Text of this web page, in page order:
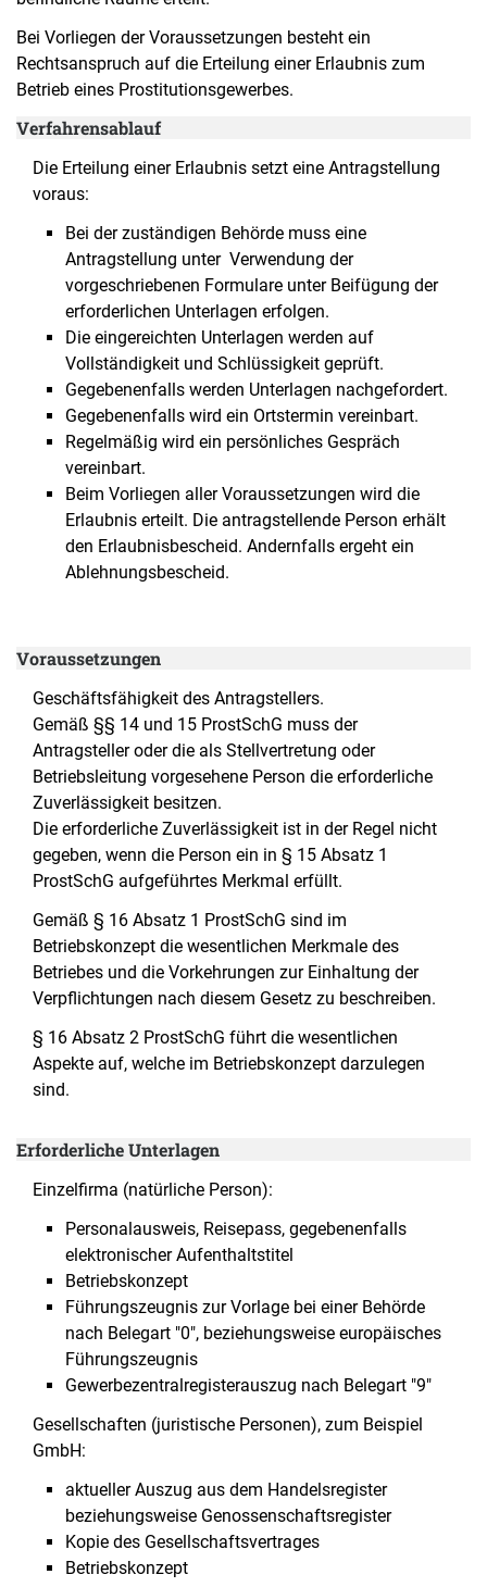
Bei Vorliegen der Voraussetzungen besteht ein
Rechtsanspruch auf die Erteilung einer Erlaubnis zum
Betrieb eines Prostitutionsgewerbes.
Verfahrensablauf
Die Erteilung einer Erlaubnis setzt eine Antragstellung
voraus:
Bei der zuständigen Behörde muss eine
Antragstellung unter Verwendung der
vorgeschriebenen Formulare unter Beifügung der
erforderlichen Unterlagen erfolgen.
Die eingereichten Unterlagen werden auf
Vollständigkeit und Schlüssigkeit geprüft.
Gegebenenfalls werden Unterlagen nachgefordert.
Gegebenenfalls wird ein Ortstermin vereinbart.
Regelmäßig wird ein persönliches Gespräch
vereinbart.
Beim Vorliegen aller Voraussetzungen wird die
Erlaubnis erteilt. Die antragstellende Person erhält
den Erlaubnisbescheid. Andernfalls ergeht ein
Ablehnungsbescheid.
Voraussetzungen
Geschäftsfähigkeit des Antragstellers.
Gemäß §§ 14 und 15 ProstSchG muss der
Antragsteller oder die als Stellvertretung oder
Betriebsleitung vorgesehene Person die erforderliche
Zuverlässigkeit besitzen.
Die erforderliche Zuverlässigkeit ist in der Regel nicht
gegeben, wenn die Person ein in § 15 Absatz 1
ProstSchG aufgeführtes Merkmal erfüllt.
Gemäß § 16 Absatz 1 ProstSchG sind im
Betriebskonzept die wesentlichen Merkmale des
Betriebes und die Vorkehrungen zur Einhaltung der
Verpflichtungen nach diesem Gesetz zu beschreiben.
§ 16 Absatz 2 ProstSchG führt die wesentlichen
Aspekte auf, welche im Betriebskonzept darzulegen
sind.
Erforderliche Unterlagen
Einzelfirma (natürliche Person):
Personalausweis, Reisepass, gegebenenfalls
elektronischer Aufenthaltstitel
Betriebskonzept
Führungszeugnis zur Vorlage bei einer Behörde
nach Belegart "0", beziehungsweise europäisches
Führungszeugnis
Gewerbezentralregisterauszug nach Belegart "9"
Gesellschaften (juristische Personen), zum Beispiel
GmbH:
aktueller Auszug aus dem Handelsregister
beziehungsweise Genossenschaftsregister
Kopie des Gesellschaftsvertrages
Betriebskonzept